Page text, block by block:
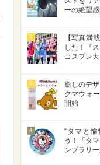
ーの絶望
2
【写真満
した！『
コスプレ
3
癒しのデ
クマウォ
開始
4
“タマと
う！「タ
ンプラリ